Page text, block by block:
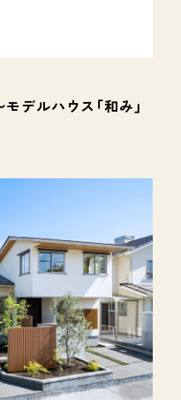
デルハウス「和み」